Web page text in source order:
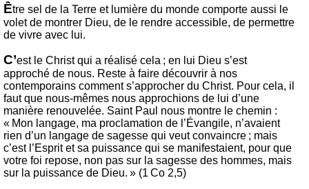
Être sel de la Terre et lumière du monde comporte aussi le
volet de montrer Dieu, de le rendre accessible, de permettre
de vivre avec lui.
C’est le Christ qui a réalisé cela ; en lui Dieu s’est
approché de nous. Reste à faire découvrir à nos
contemporains comment s’approcher du Christ. Pour cela, il
faut que nous-mêmes nous approchions de lui d’une
manière renouvelée. Saint Paul nous montre le chemin :
« Mon langage, ma proclamation de l’Évangile, n’avaient
rien d’un langage de sagesse qui veut convaincre ; mais
c’est l’Esprit et sa puissance qui se manifestaient, pour que
votre foi repose, non pas sur la sagesse des hommes, mais
sur la puissance de Dieu. » (1 Co 2,5)